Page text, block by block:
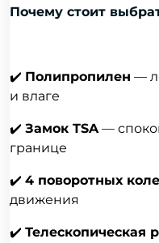
Почему стоит
✔️ Полипропилен —
и влаге
✔️ Замок TSA—
границе
✔️ 4 поворотных
движения
✔️ Телескопическая